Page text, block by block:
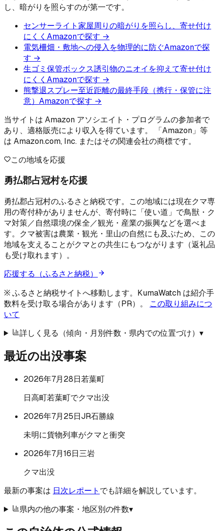
し、暗がりを照らすのが第一です。
センサーライト家屋周りの暗がりを照らし、寄せ付け
にくく Amazonで探す →
電気柵畑・敷地への侵入を物理的に防ぐAmazonで探
す →
生ゴミ保管ボックス誘引物のニオイを抑えて寄せ付け
にくく Amazonで探す →
熊撃退スプレー至近距離の最終手段（携行・保管に注
意） Amazonで探す →
当サイトは Amazon アソシエイト・プログラムの参加者で
あり、適格販売により収入を得ています。 「Amazon」等
は Amazon.com, Inc. またはその関連会社の商標です。
この地域を応援
勇払郡占冠村を応援
勇払郡占冠村のふるさと納税です。この地域には現在クマ専
用の寄付枠がありませんが、寄付時に「使い道」で鳥獣・ク
マ対策／自然環境の保全／観光・産業の振興などを選べま
す。クマ被害は農業・観光・里山の自然にも及ぶため、この
地域を支えることがクマとの共生にもつながります（返礼品
も受け取れます）。
応援する（ふるさと納税）
※ ふるさと納税サイトへ移動します。KumaWatch は紹介手
数料を受け取る場合があります（PR）。
この取り組みにつ
いて
詳しく見る（傾向・月別件数・県内での位置づけ） ▾
最近の出没事案
2026年7月28日若葉町
日高町若葉町でクマ出没
2026年7月25日JR石勝線
未明に貨物列車がクマと衝突
2026年7月16日三岩
クマ出没
最新の事案は 日次レポート でも詳細を解説しています。
県内の他の事案・地区別の件数▾